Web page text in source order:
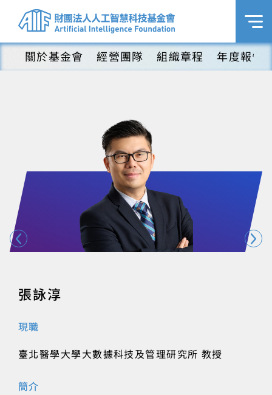
關於基金會 經營團隊 組織章程 年度報告
張詠淳
現職
臺北醫學大學大數據科技及管理研究所 教授
簡介